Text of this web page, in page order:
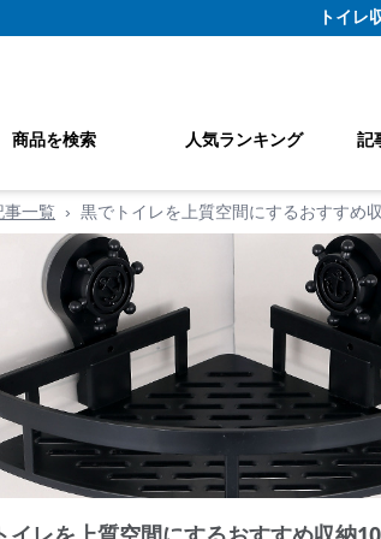
トイレ
商品を検索 人気ランキング 記
事一覧 › 黒でトイレを上質空間にするおすすめ